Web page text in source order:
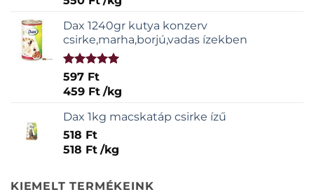
Dax 1240gr kutya konzerv
csirke,marha,borjú,vadas ízekben
Értékelés:
5.00/ 5
597 Ft
459 Ft /kg
Dax 1kg macskatáp csirke ízű
518 Ft
518 Ft /kg
KIEMELT TERMÉKEINK